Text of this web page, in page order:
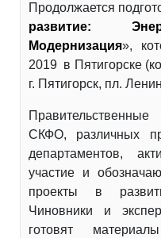
Продолжается
развитие:
Модернизация»,
2019 в Пятигорске
г. Пятигорск, пл.
СКФО, различных
департаментов,
участие и
проекты в
Чиновники и
готовят